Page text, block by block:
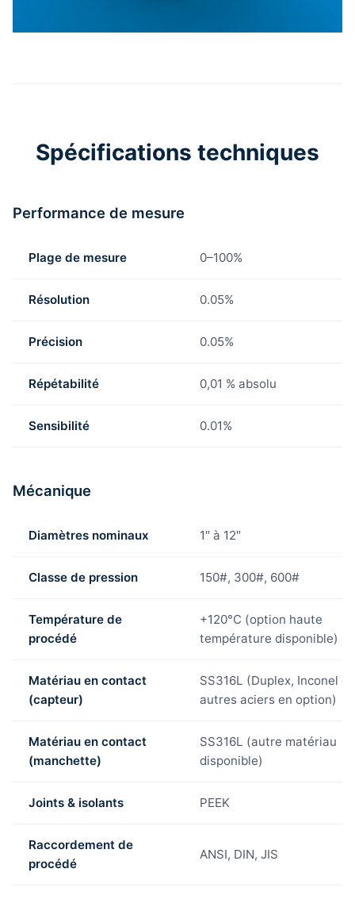
Spécifications techniques
Performance de mesure
Plage de mesure 0–100%
Résolution 0.05%
Précision 0.05%
Répétabilité 0,01 % absolu
Sensibilité 0.01%
Mécanique
Diamètres nominaux 1″ à 12″
Classe de pression 150#, 300#, 600#
Température de
procédé
+120°C (option haute
température disponible)
Matériau en contact
(capteur)
SS316L (Duplex, Inconel ou
autres aciers en option)
Matériau en contact
(manchette)
SS316L (autre matériau
disponible)
Joints & isolants PEEK
Raccordement de
procédé
ANSI, DIN, JIS